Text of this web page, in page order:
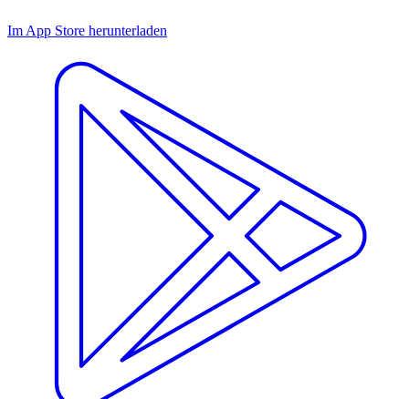
Im App Store herunterladen